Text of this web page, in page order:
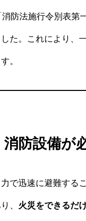
防法施行令別表第
た。これにより、
。
消防設備が
で迅速に避難する
、 火災をできるだ